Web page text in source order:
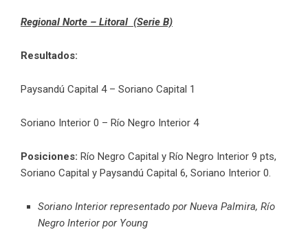
Regional Norte – Litoral (Serie B)
Resultados:
Paysandú Capital 4 – Soriano Capital 1
Soriano Interior 0 – Río Negro Interior 4
Posiciones: Río Negro Capital y Río Negro Interior 9 pts,
Soriano Capital y Paysandú Capital 6, Soriano Interior 0.
Soriano Interior representado por Nueva Palmira, Río
Negro Interior por Young